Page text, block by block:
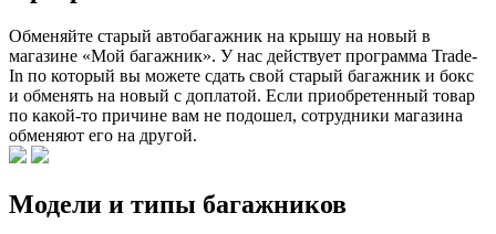
Обменяйте старый автобагажник на крышу на новый в
магазине «Мой багажник». У нас действует программа Trade-
In по который вы можете сдать свой старый багажник и бокс
и обменять на новый с доплатой. Если приобретенный товар
по какой-то причине вам не подошел, сотрудники магазина
обменяют его на другой.
Модели и типы багажников